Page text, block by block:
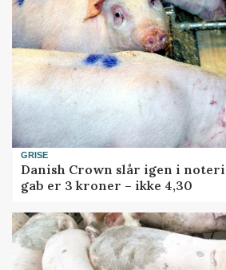
GRISE
Danish Crown slår igen i
gab er 3 kroner – ikke 4,30